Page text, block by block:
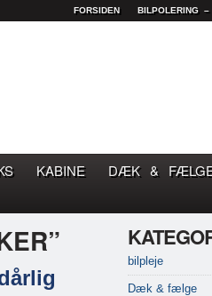
FORSIDEN BILPOLERING
KABINE DÆK &
bilpleje
Dæk & fælge